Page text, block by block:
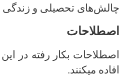
چالش‌های تحصیلی و زندگی
اصطلاحات
اصطلاحات بکار رفته در
افاده میکنند.